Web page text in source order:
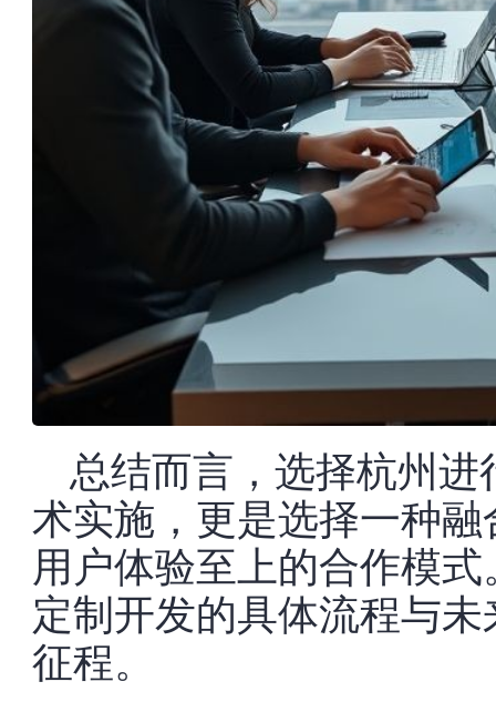
总结而言，选择杭州
术实施，更是选择一种
用户体验至上的合作模
定制开发的具体流程与
征程。